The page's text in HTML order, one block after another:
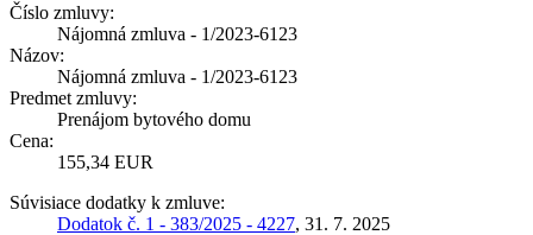
Číslo zmluvy:
Nájomná zmluva - 1/2023-6123
Názov:
Nájomná zmluva - 1/2023-6123
Predmet zmluvy:
Prenájom bytového domu
Cena:
155,34 EUR
Súvisiace dodatky k zmluve:
Dodatok č. 1 - 383/2025 - 4227, 31. 7. 2025